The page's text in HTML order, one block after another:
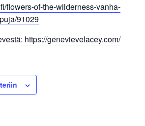
flowers-of-the-wilderness-vanha-
91029
https://genevievelacey.com/